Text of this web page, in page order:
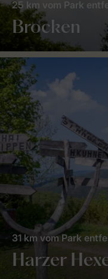
Brocken
25 km vom Park
Harzer
31 km vom Park